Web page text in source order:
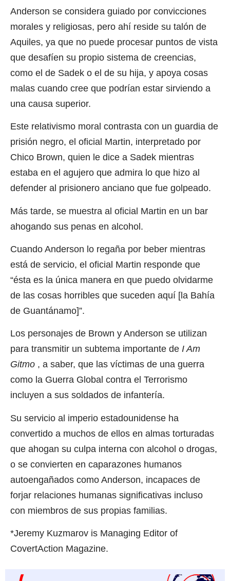
Anderson se considera guiado por convicciones
morales y religiosas, pero ahí reside su talón de
Aquiles, ya que no puede procesar puntos de vista
que desafíen su propio sistema de creencias,
como el de Sadek o el de su hija, y apoya cosas
malas cuando cree que podrían estar sirviendo a
una causa superior.
Este relativismo moral contrasta con un guardia de
prisión negro, el oficial Martin, interpretado por
Chico Brown, quien le dice a Sadek mientras
estaba en el agujero que admira lo que hizo al
defender al prisionero anciano que fue golpeado.
Más tarde, se muestra al oficial Martin en un bar
ahogando sus penas en alcohol.
Cuando Anderson lo regaña por beber mientras
está de servicio, el oficial Martin responde que
“ésta es la única manera en que puedo olvidarme
de las cosas horribles que suceden aquí [la Bahía
de Guantánamo]”.
Los personajes de Brown y Anderson se utilizan
para transmitir un subtema importante de I Am
Gitmo , a saber, que las víctimas de una guerra
como la Guerra Global contra el Terrorismo
incluyen a sus soldados de infantería.
Su servicio al imperio estadounidense ha
convertido a muchos de ellos en almas torturadas
que ahogan su culpa interna con alcohol o drogas,
o se convierten en caparazones humanos
autoengañados como Anderson, incapaces de
forjar relaciones humanas significativas incluso
con miembros de sus propias familias.
*Jeremy Kuzmarov is Managing Editor of
CovertAction Magazine.